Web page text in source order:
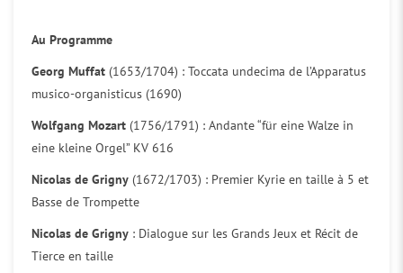
Au Programme
Georg Muffat (1653/1704) : Toccata undecima de l’Apparatus
musico-organisticus (1690)
Wolfgang Mozart (1756/1791) : Andante “für eine Walze in
eine kleine Orgel” KV 616
Nicolas de Grigny (1672/1703) : Premier Kyrie en taille à 5 et
Basse de Trompette
Nicolas de Grigny : Dialogue sur les Grands Jeux et Récit de
Tierce en taille